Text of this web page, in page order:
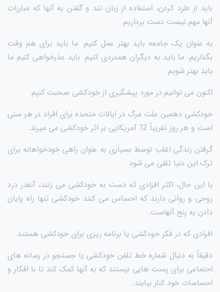
باید از طرد کردن، استفاده از زبان تند و گفتن به آنها که مبارزات
آنها مهم نیست دست برداریم.
به عنوان یک جامعه باید بهتر عمل کنیم. ما باید برای هم وقت
بگذاریم. ما باید به دیگران همدردی کنیم. باید عذرخواهی کنیم ما
باید بهتر شویم.
اکنون می توانیم در مورد پیشگیری از خودکشی صحبت کنیم
خودکشی دهمین علت مرگ در ایالات متحده برای افراد در هر سنی
است و هر روز تقریباً 12 آمریکایی بر اثر خودکشی می میرند.
گرفتن زندگی اغلب توسط بسیاری به عنوان راهی خودخواهانه برای
ترک این دنیا تلقی می شود.
با این حال، اکثر افرادی که دست به خودکشی می زنند، آنقدر درد
روحی و روانی دارند که احساس می کنند خودکشی تنها راه پایان
دادن به رنج آنهاست.
افرادی که در فکر خودکشی یا برنامه ریزی برای خودکشی هستند.
دقیقاً به دنبال شماره خط تلفن خودکشی یا جستجو در رسانه های
اجتماعی برای پست هایی نیستند که به آنها کمک کند تا با افکار و
احساسات خود کنار بیایند.